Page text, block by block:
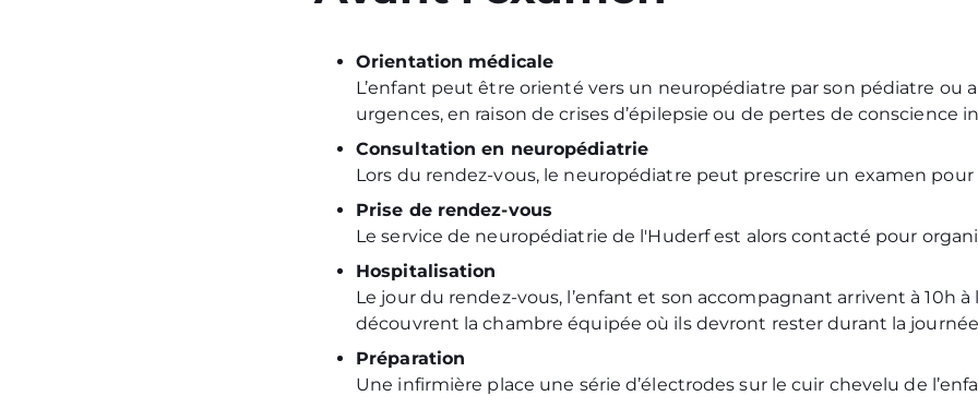
Orientation médicale
L’enfant peut être orienté vers un neuropédiatre par son pédiatre ou
urgences, en raison de crises d’épilepsie ou de pertes de conscience
Consultation en neuropédiatrie
Lors du rendez-vous, le neuropédiatre peut prescrire un examen
Prise de rendez-vous
Le service de neuropédiatrie de l'Huderf est alors contacté pour
Hospitalisation
Le jour du rendez-vous, l’enfant et son accompagnant arrivent à 10h à
découvrent la chambre équipée où ils devront rester durant la
Préparation
Une infirmière place une série d’électrodes sur le cuir chevelu de